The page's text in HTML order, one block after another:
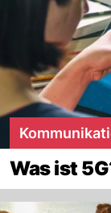
Was ist